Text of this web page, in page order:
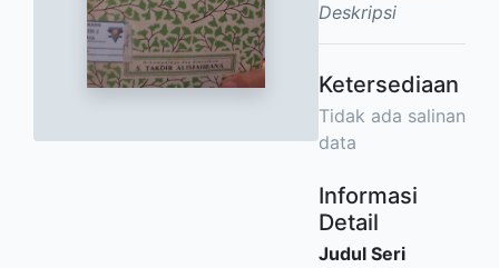
Deskripsi
Ketersediaan
Tidak ada salinan
data
Informasi
Detail
Judul Seri